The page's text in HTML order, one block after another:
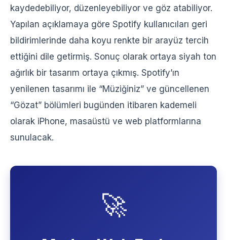
kaydedebiliyor, düzenleyebiliyor ve göz atabiliyor.
Yapılan açıklamaya göre Spotify kullanıcıları geri
bildirimlerinde daha koyu renkte bir arayüz tercih
ettiğini dile getirmiş. Sonuç olarak ortaya siyah ton
ağırlık bir tasarım ortaya çıkmış. Spotify’ın
yenilenen tasarımı ile “Müziğiniz” ve güncellenen
“Gözat” bölümleri bugünden itibaren kademeli
olarak iPhone, masaüstü ve web platformlarına
sunulacak.
🚀